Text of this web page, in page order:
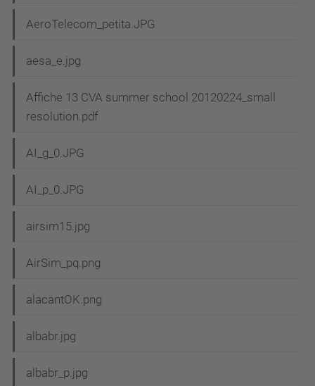
AeroTelecom_petita.JPG
aesa_e.jpg
Affiche 13 CVA summer school 20120224_small
resolution.pdf
AI_g_0.JPG
AI_p_0.JPG
airsim15.jpg
AirSim_pq.png
alacantOK.png
albabr.jpg
albabr_p.jpg